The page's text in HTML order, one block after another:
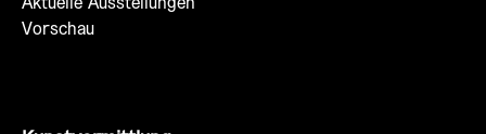
Aktuelle Ausstellungen
Vorschau